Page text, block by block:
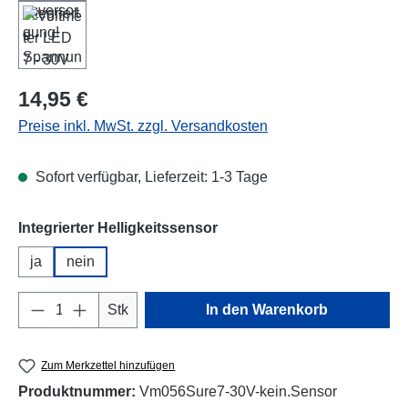
Regulärer Preis:
14,95 €
Preise inkl. MwSt. zzgl. Versandkosten
Sofort verfügbar, Lieferzeit: 1-3 Tage
Integrierter Helligkeitssensorauswählen
ja nein
Produkt Anzahl: Gib den gewünschten
Stk In den Warenkorb
Zum Merkzettel hinzufügen
Produktnummer: Vm056Sure7-30V-kein.Sensor